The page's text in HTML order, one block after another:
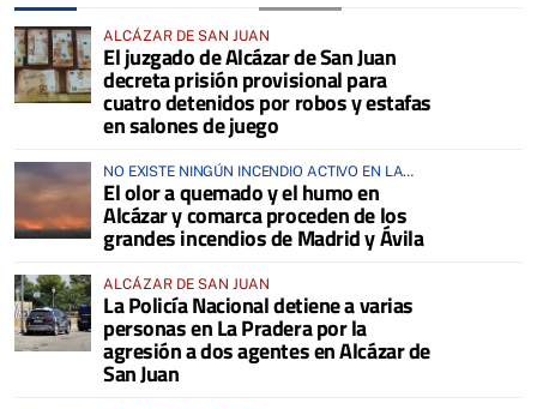
ALCÁZAR DE SAN JUAN
El juzgado de Alcázar de San Juan
decreta prisión provisional para
cuatro detenidos por robos y estafas
en salones de juego
NO EXISTE NINGÚN INCENDIO ACTIVO EN LA
COMARCA
El olor a quemado y el humo en
Alcázar y comarca proceden de los
grandes incendios de Madrid y Ávila
ALCÁZAR DE SAN JUAN
La Policía Nacional detiene a varias
personas en La Pradera por la
agresión a dos agentes en Alcázar de
San Juan